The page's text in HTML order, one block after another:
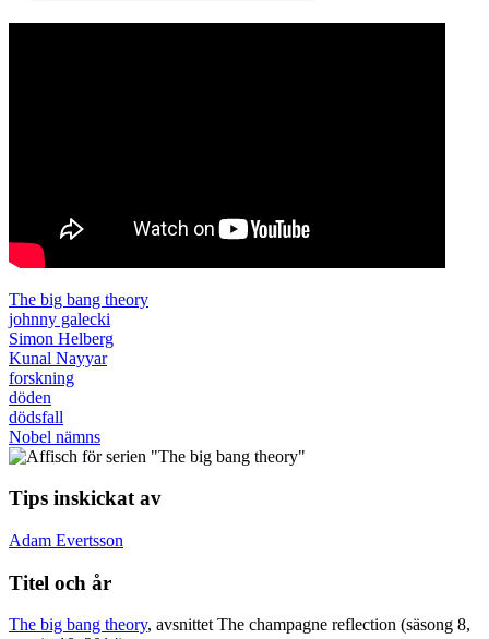
The big bang theory
johnny galecki
Simon Helberg
Kunal Nayyar
forskning
döden
dödsfall
Nobel nämns
Tips inskickat av
Adam Evertsson
Titel och år
The big bang theory, avsnittet The champagne reflection (säsong 8,